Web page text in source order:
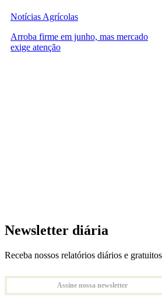
Notícias Agrícolas
Arroba firme em junho, mas mercado
exige atenção
Newsletter diária
Receba nossos relatórios diários e gratuitos
Assine nossa newsletter